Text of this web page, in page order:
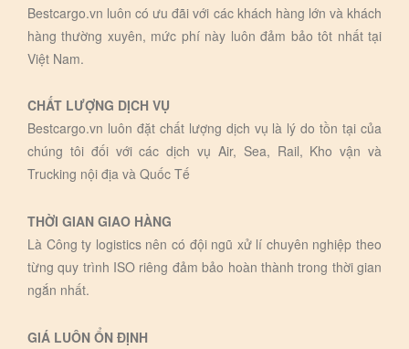
Bestcargo.vn luôn có ưu đãi với các khách hàng lớn và khách
hàng thường xuyên, mức phí này luôn đảm bảo tôt nhất tại
Việt Nam.
CHẤT LƯỢNG DỊCH VỤ
Bestcargo.vn luôn đặt chất lượng dịch vụ là lý do tồn tại của
chúng tôi đối với các dịch vụ Air, Sea, Rail, Kho vận và
Trucking nội địa và Quốc Tế
THỜI GIAN GIAO HÀNG
Là Công ty logistics nên có đội ngũ xử lí chuyên nghiệp theo
từng quy trình ISO riêng đảm bảo hoàn thành trong thời gian
ngắn nhất.
GIÁ LUÔN ỔN ĐỊNH